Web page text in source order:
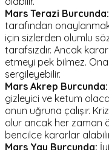
Mars Terazi Burcunda:
tarafından
için sizlerden olumlu
tarafsızdır. Ancak
etmeyi pek bilmez.
sergileyebilir.
Mars Akrep Burcunda:
gizleyici ve ketum
onun uğruna çalışır.
olur ancak her zaman
bencilce kararlar
Mars Yay Burcunda: